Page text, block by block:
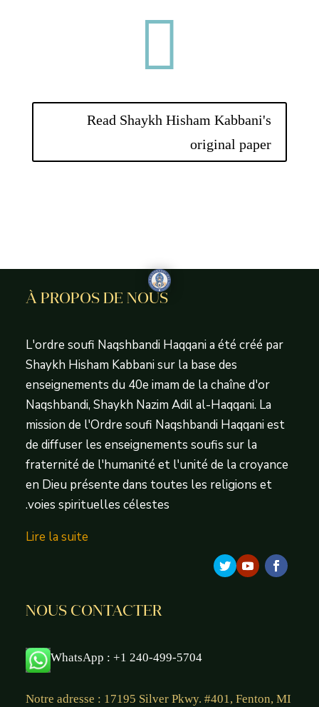

Read Shaykh Hisham Kabbani's
original paper
À PROPOS DE NOUS
L'ordre soufi Naqshbandi Haqqani a été créé par
Shaykh Hisham Kabbani sur la base des
enseignements du 40e imam de la chaîne d'or
Naqshbandi, Shaykh Nazim Adil al-Haqqani. La
mission de l'Ordre soufi Naqshbandi Haqqani est
de diffuser les enseignements soufis sur la
fraternité de l'humanité et l'unité de la croyance
en Dieu présente dans toutes les religions et
voies spirituelles célestes.
Lire la suite
NOUS CONTACTER
WhatsApp : +1 240-499-5704
Notre adresse : 17195 Silver Pkwy. #401, Fenton, MI